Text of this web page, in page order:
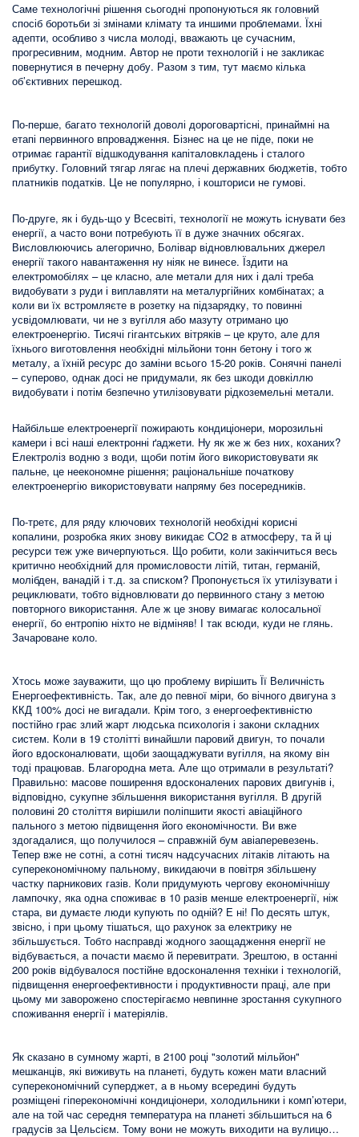
Саме технологічні рішення сьогодні пропонуються як головний
спосіб боротьби зі змінами клімату та иншими проблемами. Їхні
адепти, особливо з числа молоді, вважають це сучасним,
прогресивним, модним. Автор не проти технологій і не закликає
повернутися в печерну добу. Разом з тим, тут маємо кілька
об’єктивних перешкод.
По-перше, багато технологій доволі дороговартісні, принаймні на
етапі первинного впровадження. Бізнес на це не піде, поки не
отримає гарантії відшкодування капіталовкладень і сталого
прибутку. Головний тягар лягає на плечі державних бюджетів, тобто
платників податків. Це не популярно, і кошториси не гумові.
По-друге, як і будь-що у Всесвіті, технології не можуть існувати без
енергії, а часто вони потребують її в дуже значних обсягах.
Висловлюючись алегорично, Болівар відновлювальних джерел
енергії такого навантаження ну ніяк не винесе. Їздити на
електромобілях – це класно, але метали для них і далі треба
видобувати з руди і виплавляти на металургійних комбінатах; а
коли ви їх встромляєте в розетку на підзарядку, то повинні
усвідомлювати, чи не з вугілля або мазуту отримано цю
електроенергію. Тисячі гігантських вітряків – це круто, але для
їхнього виготовлення необхідні мільйони тонн бетону і того ж
металу, а їхній ресурс до заміни всього 15-20 років. Сонячні панелі
– суперово, однак досі не придумали, як без шкоди довкіллю
видобувати і потім безпечно утилізовувати рідкоземельні метали.
Найбільше електроенергії пожирають кондиціонери, морозильні
камери і всі наші електронні ґаджети. Ну як же ж без них, коханих?
Електроліз водню з води, щоби потім його використовувати як
пальне, це неекономне рішення; раціональніше початкову
електроенергію використовувати напряму без посередників.
По-третє, для ряду ключових технологій необхідні корисні
копалини, розробка яких знову викидає СО2 в атмосферу, та й ці
ресурси теж уже вичерпуються. Що робити, коли закінчиться весь
критично необхідний для промисловости літій, титан, германій,
молібден, ванадій і т.д. за списком? Пропонується їх утилізувати і
рециклювати, тобто відновлювати до первинного стану з метою
повторного використання. Але ж це знову вимагає колосальної
енергії, бо ентропію ніхто не відміняв! І так всюди, куди не глянь.
Зачароване коло.
Хтось може зауважити, що цю проблему вирішить Її Величність
Енергоефективність. Так, але до певної міри, бо вічного двигуна з
ККД 100% досі не вигадали. Крім того, з енергоефективністю
постійно грає злий жарт людська психологія і закони складних
систем. Коли в 19 столітті винайшли паровий двигун, то почали
його вдосконалювати, щоби заощаджувати вугілля, на якому він
тоді працював. Благородна мета. Але що отримали в результаті?
Правильно: масове поширення вдосконалених парових двигунів і,
відповідно, сукупне збільшення використання вугілля. В другій
половині 20 століття вирішили поліпшити якості авіаційного
пального з метою підвищення його економічности. Ви вже
здогадалися, що получилося – справжній бум авіаперевезень.
Тепер вже не сотні, а сотні тисяч надсучасних літаків літають на
суперекономічному пальному, викидаючи в повітря збільшену
частку парникових газів. Коли придумують чергову економічнішу
лампочку, яка одна споживає в 10 разів менше електроенергії, ніж
стара, ви думаєте люди купують по одній? Е ні! По десять штук,
звісно, і при цьому тішаться, що рахунок за електрику не
збільшується. Тобто насправді жодного заощадження енергії не
відбувається, а почасти маємо й перевитрати. Зрештою, в останні
200 років відбувалося постійне вдосконалення техніки і технологій,
підвищення енергоефективности і продуктивности праці, але при
цьому ми заворожено спостерігаємо невпинне зростання сукупного
споживання енергії і матеріялів.
Як сказано в сумному жарті, в 2100 році "золотий мільйон"
мешканців, які виживуть на планеті, будуть кожен мати власний
суперекономічний суперджет, а в ньому всередині будуть
розміщені гіперекономічні кондиціонери, холодильники і комп’ютери,
але на той час середня температура на планеті збільшиться на 6
градусів за Цельсієм. Тому вони не можуть виходити на вулицю…